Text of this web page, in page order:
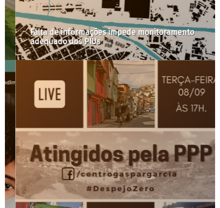
Falta de informações impede monitoramento
adequado dos PIUs